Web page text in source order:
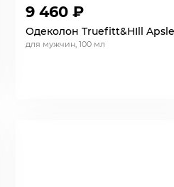
9 460 ₽
Одеколон Truefitt&HIll
для мужчин, 100 мл